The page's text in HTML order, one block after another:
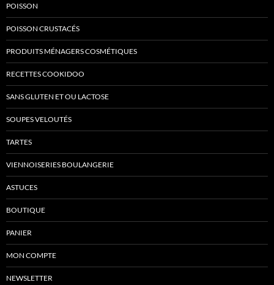
POISSON
POISSON CRUSTACÉS
PRODUITS MÉNAGERS COSMÉTIQUES
RECETTES COOKIDOO
SANS GLUTEN ET OU LACTOSE
SOUPES VELOUTÉS
TARTES
VIENNOISERIES BOULANGERIE
ASTUCES
BOUTIQUE
PANIER
MON COMPTE
NEWSLETTER